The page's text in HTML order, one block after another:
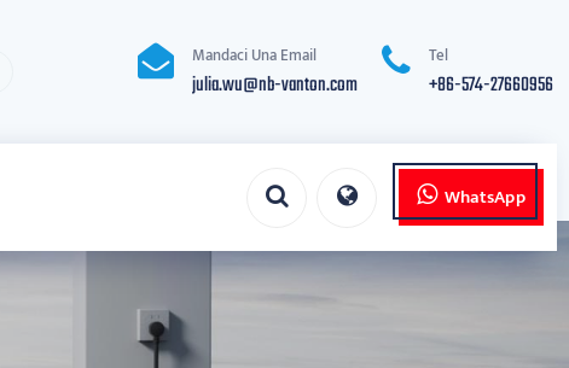
Mandaci Una Email
julia.wu@nb-vanton.com
Tel
+86-574-27660956
WhatsApp